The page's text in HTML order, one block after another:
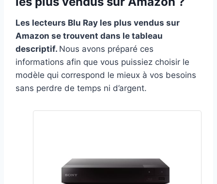
Les lecteurs Blu Ray les plus vendus sur
Amazon se trouvent dans le tableau
descriptif. Nous avons préparé ces
informations afin que vous puissiez choisir le
modèle qui correspond le mieux à vos besoins
sans perdre de temps ni d’argent.